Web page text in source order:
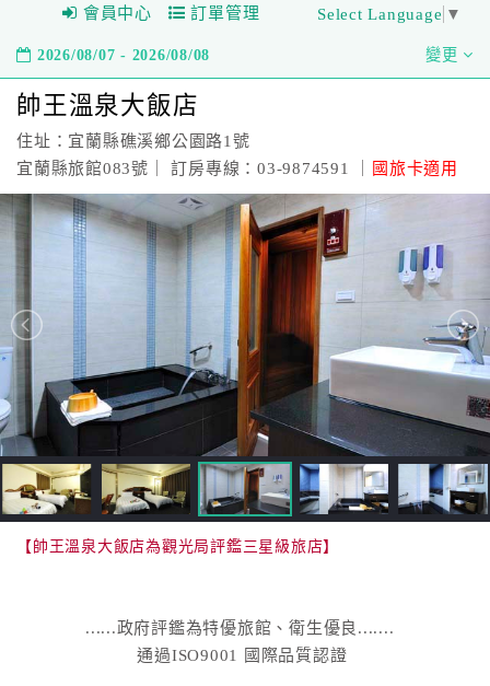
會員中心 訂單管理 Select Language ▼
2026/08/07 - 2026/08/08 變更
帥王溫泉大飯店
住址：宜蘭縣礁溪鄉公園路1號
宜蘭縣旅館083號｜ 訂房專線：03-9874591 ｜
國旅卡適用
【帥王溫泉大飯店為觀光局評鑑三星級旅店】
......政府評鑑為特優旅館、衛生優良.......
通過ISO9001 國際品質認證